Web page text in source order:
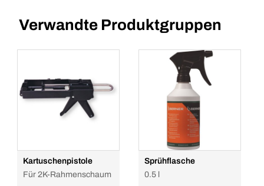
Verwandte Produktgruppen
Kartuschenpistole
Für 2K-Rahmenschaum
Sprühflasche
0.5 l